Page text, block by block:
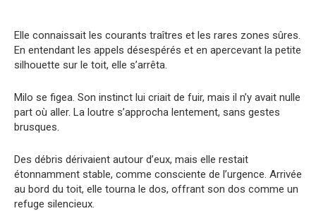
Elle connaissait les courants traîtres et les rares zones sûres.
En entendant les appels désespérés et en apercevant la petite
silhouette sur le toit, elle s’arrêta.
Milo se figea. Son instinct lui criait de fuir, mais il n’y avait nulle
part où aller. La loutre s’approcha lentement, sans gestes
brusques.
Des débris dérivaient autour d’eux, mais elle restait
étonnamment stable, comme consciente de l’urgence. Arrivée
au bord du toit, elle tourna le dos, offrant son dos comme un
refuge silencieux.